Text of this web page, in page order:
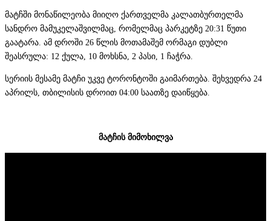
მატჩში მონაწილეობა მიიღო ქართველმა კალათბურთელმა
სანდრო მამუკელაშვილმაც, რომელმაც პარკეტზე 20:31 წუთი
გაატარა. ამ დროში 26 წლის მოთამაშემ ორმაგი დუბლი
შეასრულა: 12 ქულა, 10 მოხსნა, 2 პასი, 1 ჩაჭრა.
სერიის მესამე მატჩი უკვე ტორონტოში გაიმართება. შეხვედრა 24
აპრილს, თბილისის დროით 04:00 საათზე დაიწყება.
მატჩის მიმოხილვა